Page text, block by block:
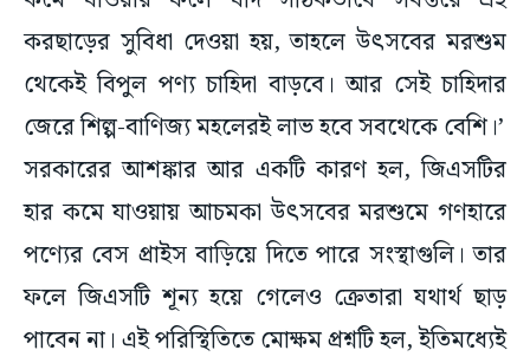
করছাড়ের সুবিধা দেওয়া হয়, তাহলে উৎসবের মরশুম
থেকেই বিপুল পণ্য চাহিদা বাড়বে। আর সেই চাহিদার
জেরে শিল্প-বাণিজ্য মহলেরই লাভ হবে সবথেকে বেশি।’
সরকারের আশঙ্কার আর একটি কারণ হল, জিএসটির
হার কমে যাওয়ায় আচমকা উৎসবের মরশুমে গণহারে
পণ্যের বেস প্রাইস বাড়িয়ে দিতে পারে সংস্থাগুলি। তার
ফলে জিএসটি শূন্য হয়ে গেলেও ক্রেতারা যথার্থ ছাড়
পাবেন না। এই পরিস্থিতিতে মোক্ষম প্রশ্নটি হল, ইতিমধ্যেই